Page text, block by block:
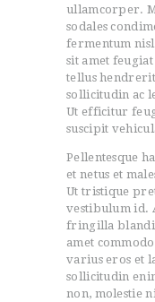
ullamcorper.
sodales
fermentum
sit amet
tellus
sollicitudin ac
Ut efficitur
suscipit
Pellentesque
et netus et
Ut tristique
vestibulum id.
fringilla
amet
varius eros et
sollicitudin
non, molestie